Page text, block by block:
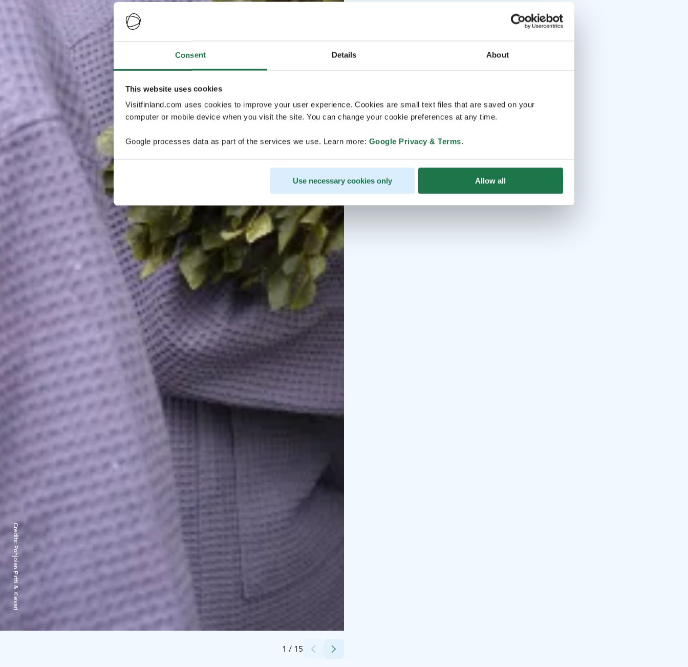
Consent Details About
This website uses cookies
Visitfinland.com uses cookies to improve your user experience. Cookies are small text files that are saved on your
computer or mobile device when you visit the site. You can change your cookie preferences at any time.
Google processes data as part of the services we use. Learn more: Google Privacy & Terms.
Use necessary cookies only Allow all
1 / 15
Credits:
Pohjolan Pirtti & Kievari